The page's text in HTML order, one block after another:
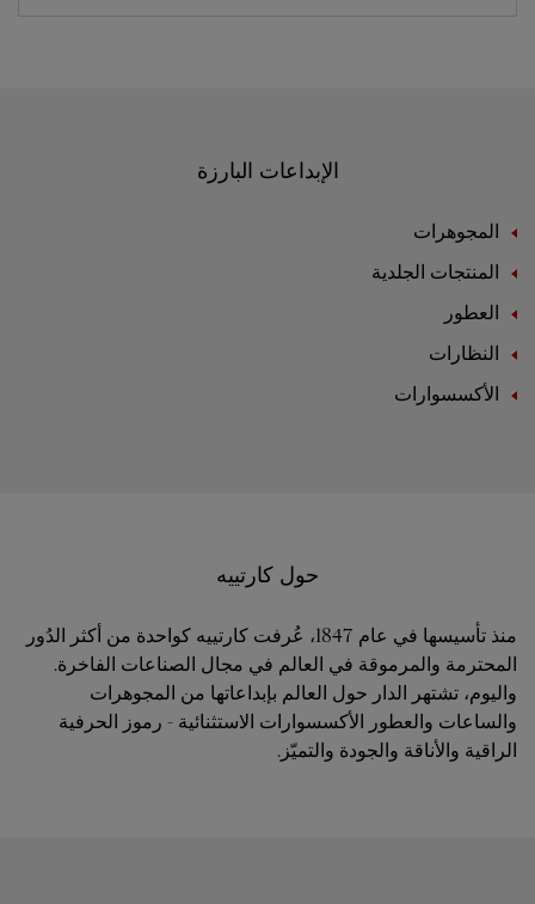
الإبداعات البارزة
المجوهرات
المنتجات الجلدية
العطور
النظارات
الأكسسوارات
حول كارتييه
منذ تأسيسها في عام 1847، عُرفت كارتييه كواحدة من أكثر الدُور
المحترمة والمرموقة في العالم في مجال الصناعات الفاخرة.
واليوم، تشتهر الدار حول العالم بإبداعاتها من المجوهرات
والساعات والعطور الأكسسوارات الاستثنائية - رموز الحرفية
الراقية والأناقة والجودة والتميّز.